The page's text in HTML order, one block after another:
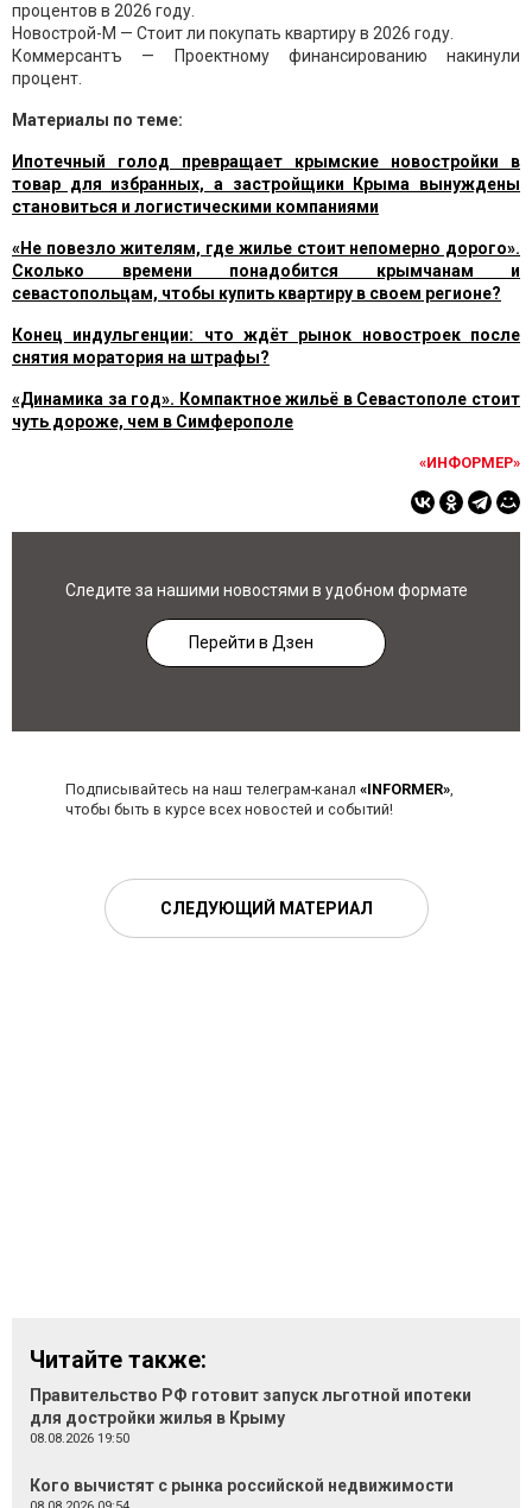
процентов в 2026 году.
Новострой-М — Стоит ли покупать квартиру в 2026 году.
Коммерсантъ — Проектному финансированию накинули
процент.
Материалы по теме:
Ипотечный голод превращает крымские новостройки в
товар для избранных, а застройщики Крыма вынуждены
становиться и логистическими компаниями
«Не повезло жителям, где жилье стоит непомерно дорого».
Сколько времени понадобится крымчанам и
севастопольцам, чтобы купить квартиру в своем регионе?
Конец индульгенции: что ждёт рынок новостроек после
снятия моратория на штрафы?
«Динамика за год». Компактное жильё в Севастополе стоит
чуть дороже, чем в Симферополе
«ИНФОРМЕР»
Следите за нашими новостями в удобном формате
Перейти в Дзен
Подписывайтесь на наш телеграм-канал «INFORMER»,
чтобы быть в курсе всех новостей и событий!
СЛЕДУЮЩИЙ МАТЕРИАЛ
Читайте также:
Правительство РФ готовит запуск льготной ипотеки
для достройки жилья в Крыму
08.08.2026 19:50
Кого вычистят с рынка российской недвижимости